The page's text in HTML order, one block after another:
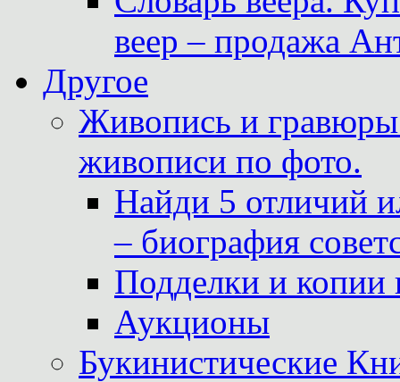
веер – продажа
Другое
Живопись и
живописи по фото.
Найди 5 отличий
– биография
Подделки и копии
Аукционы
Букинистические